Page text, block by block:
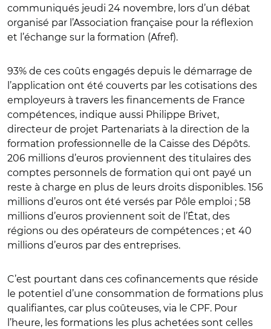
communiqués jeudi 24 novembre, lors d’un débat
organisé par l’Association française pour la réflexion
et l’échange sur la formation (Afref).
93% de ces coûts engagés depuis le démarrage de
l’application ont été couverts par les cotisations des
employeurs à travers les financements de France
compétences, indique aussi Philippe Brivet,
directeur de projet Partenariats à la direction de la
formation professionnelle de la Caisse des Dépôts.
206 millions d’euros proviennent des titulaires des
comptes personnels de formation qui ont payé un
reste à charge en plus de leurs droits disponibles. 156
millions d’euros ont été versés par Pôle emploi ; 58
millions d’euros proviennent soit de l’État, des
régions ou des opérateurs de compétences ; et 40
millions d’euros par des entreprises.
C’est pourtant dans ces cofinancements que réside
le potentiel d’une consommation de formations plus
qualifiantes, car plus coûteuses, via le CPF. Pour
l’heure, les formations les plus achetées sont celles